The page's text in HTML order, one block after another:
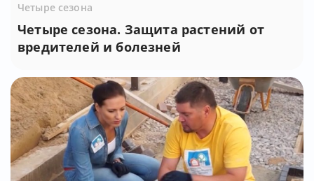
Четыре сезона
Четыре сезона. Защита растений от
вредителей и болезней